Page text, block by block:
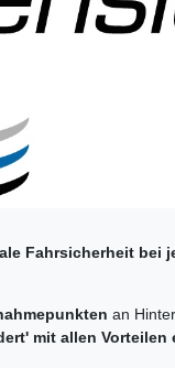
Fahrsicherheit bei
an
mit allen Vorteilen